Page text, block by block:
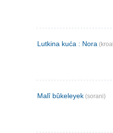
Lutkina kuća : Nora
Malî bûkeleyek (sorani)